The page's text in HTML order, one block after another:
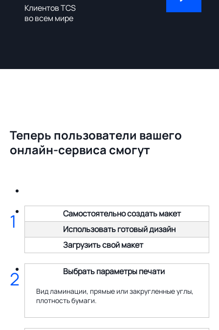
Клиентов TCS
во всем мире
Теперь пользователи вашего
онлайн-сервиса смогут
Самостоятельно создать макет
Использовать готовый дизайн
Загрузить свой макет
1
Выбрать параметры печати
Вид ламинации, прямые или закругленные углы,
плотность бумаги.
2